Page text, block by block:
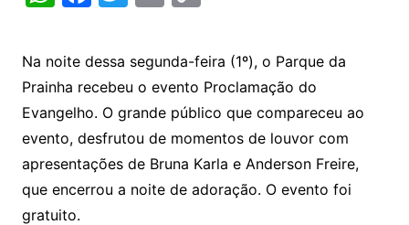
at
s
A
p
p
c
e
b
o
o
k
itt
er
ai
l
p
y
Li
n
k
Na noite dessa segunda-feira (1º), o Parque da
Prainha recebeu o evento Proclamação do
Evangelho. O grande público que compareceu ao
evento, desfrutou de momentos de louvor com
apresentações de Bruna Karla e Anderson Freire,
que encerrou a noite de adoração. O evento foi
gratuito.